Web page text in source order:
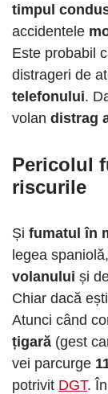
timpul
accidentele
Este probabil
distrageri de
telefonului.
volan distrag
Pericolul
riscurile
Și fumatul în
legea
volanului și
Chiar dacă
Atunci când
țigară (gest
vei parcurge
potrivit DGT.